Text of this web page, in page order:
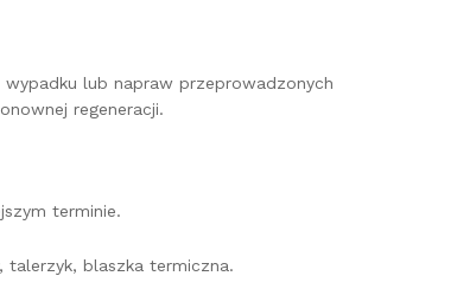
wypadku lub napraw przeprowadzonych
regeneracji.
terminie.
talerzyk, blaszka termiczna.